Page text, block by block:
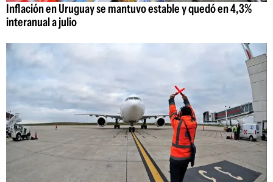
Inflación en Uruguay se mantuvo estable y quedó en 4,3%
interanual a julio